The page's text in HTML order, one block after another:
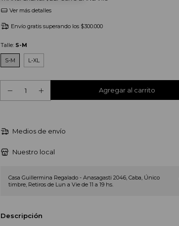
Ver más detalles
Envío gratis superando los $300.000
Talle: S-M
S-M L-XL
Medios de envío
Nuestro local
Casa Guillermina Regalado - Anasagasti 2046, Caba, Único
timbre, Retiros de Lun a Vie de 11 a 19 hs.
Descripción